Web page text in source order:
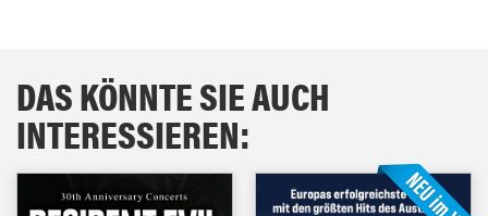
DAS KÖNNTE SIE AUCH
INTERESSIEREN: